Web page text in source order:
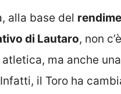
alla base del
di Lautaro, non
ma anche una
il Toro ha